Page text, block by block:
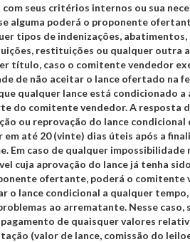
seus critérios internos ou sua
alguma poderá o proponente
tipos de indenizações,
restituições ou qualquer outra
título, caso o comitente vendedor
de não aceitar o lance ofertado na
qualquer lance está condicionado a
do comitente vendedor. A resposta
ou reprovação do lance condicional
em até 20 (vinte) dias úteis após a
Em caso de qualquer impossibilidade
cuja aprovação do lance já tenha
ofertante, poderá o comitente
o lance condicional a qualquer tempo,
ao arrematante. Nesse caso,
de quaisquer valores
(valor de lance, comissão do